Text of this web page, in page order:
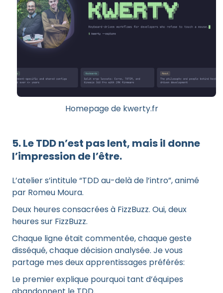
Homepage de kwerty.fr
5. Le TDD n’est pas lent, mais il donne
l’impression de l’être.
L’atelier s’intitule “TDD au-delà de l’intro”, animé
par Romeu Moura.
Deux heures consacrées à FizzBuzz. Oui, deux
heures sur FizzBuzz.
Chaque ligne était commentée, chaque geste
disséqué, chaque décision analysée. Je vous
partage mes deux apprentissages préférés:
Le premier explique pourquoi tant d’équipes